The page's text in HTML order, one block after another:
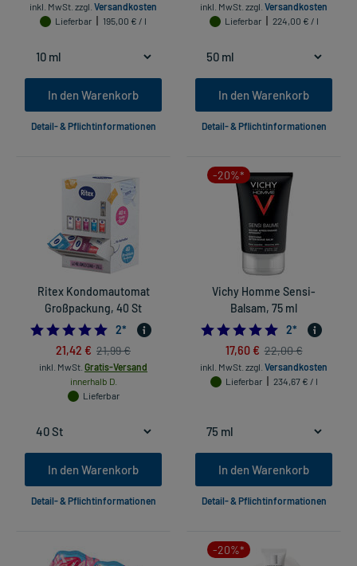
inkl. MwSt. zzgl. Versandkosten
Lieferbar
195,00 € / l
In den Warenkorb
Detail- & Pflichtinformationen
inkl. MwSt. zzgl. Versandkosten
Lieferbar
224,00 € / l
In den Warenkorb
Detail- & Pflichtinformationen
Ritex Kondomautomat
Großpackung, 40 St
5.0
2*
21,42 € 21,99 €
inkl. MwSt. Gratis-Versand
innerhalb D.
Lieferbar
In den Warenkorb
Detail- & Pflichtinformationen
-20%*
Vichy Homme Sensi-
Balsam, 75 ml
5.0
2*
17,60 € 22,00 €
inkl. MwSt. zzgl. Versandkosten
Lieferbar
234,67 € / l
In den Warenkorb
Detail- & Pflichtinformationen
-20%*